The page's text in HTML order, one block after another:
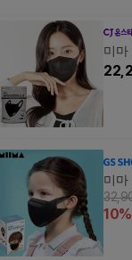
미마
미마
10%